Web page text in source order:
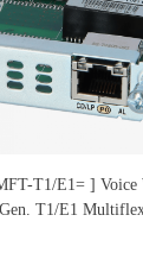
T1/E1= ] Voice
T1/E1